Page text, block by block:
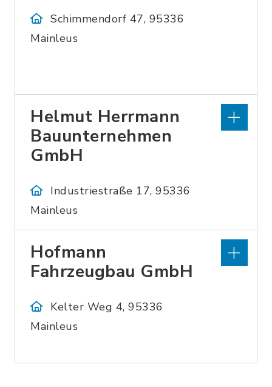
Schimmendorf 47, 95336
Mainleus
Helmut Herrmann
Bauunternehmen
GmbH
Industriestraße 17, 95336
Mainleus
Hofmann
Fahrzeugbau GmbH
Kelter Weg 4, 95336
Mainleus